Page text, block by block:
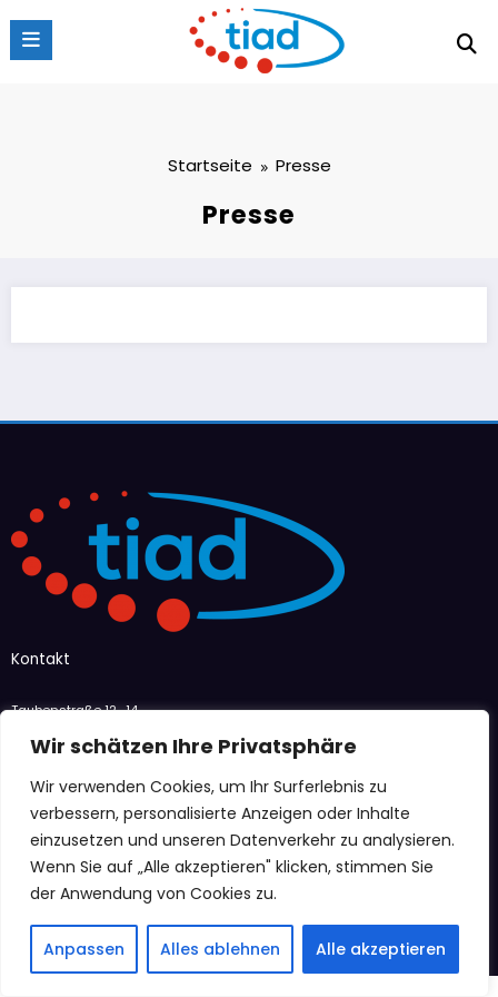
Wir schätzen Ihre Privatsphäre
Wir verwenden Cookies, um Ihr Surferlebnis zu
verbessern, personalisierte Anzeigen oder Inhalte
einzusetzen und unseren Datenverkehr zu analysieren.
Wenn Sie auf „Alle akzeptieren" klicken, stimmen Sie
der Anwendung von Cookies zu.
Anpassen Alles ablehnen Alle akzeptieren
Inhalt
springen
Startseite Presse
Presse
Kontakt
Taubenstraße 12–14
47166 Duisburg
Menü
Mitgliedschaftsantrag
Mitglieder